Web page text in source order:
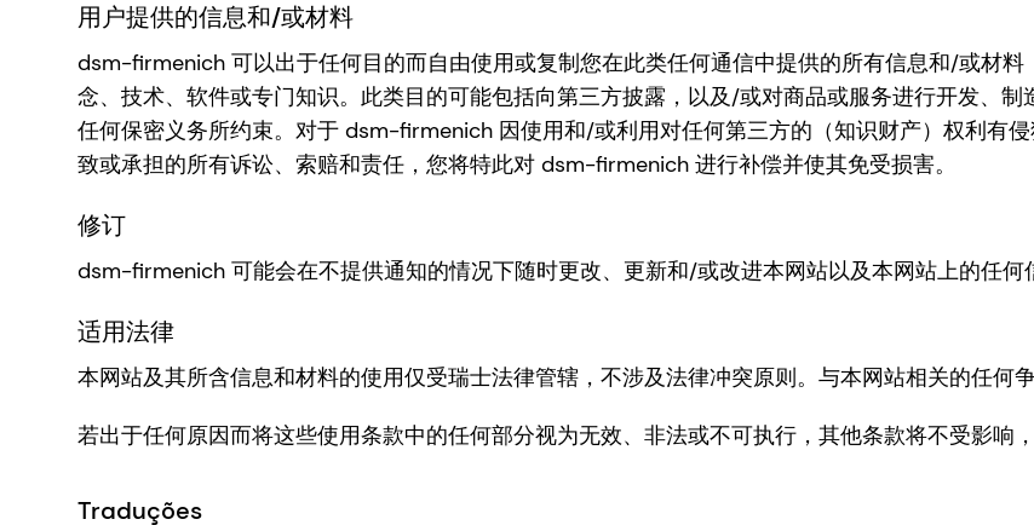
用户提供的信息和/或材料
dsm-firmenich 可以出于任何目的而自由使用或复制您在此类任何通信中提供的所有信息和/或材
念、技术、软件或专门知识。此类目的可能包括向第三方披露，以及/或对商品或服务进行开发、
任何保密义务所约束。对于 dsm-firmenich 因使用和/或利用对任何第三方的（知识财产）权利有
致或承担的所有诉讼、索赔和责任，您将特此对 dsm-firmenich 进行补偿并使其免受损害。
修订
dsm-firmenich 可能会在不提供通知的情况下随时更改、更新和/或改进本网站以及本网站上的任何
适用法律
本网站及其所含信息和材料的使用仅受瑞士法律管辖，不涉及法律冲突原则。与本网站相关的任何
若出于任何原因而将这些使用条款中的任何部分视为无效、非法或不可执行，其他条款将不受影响，
Traduções